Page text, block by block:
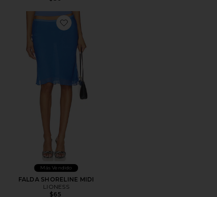
Más Vendido
FALDA SHORELINE MIDI
LIONESS
$65